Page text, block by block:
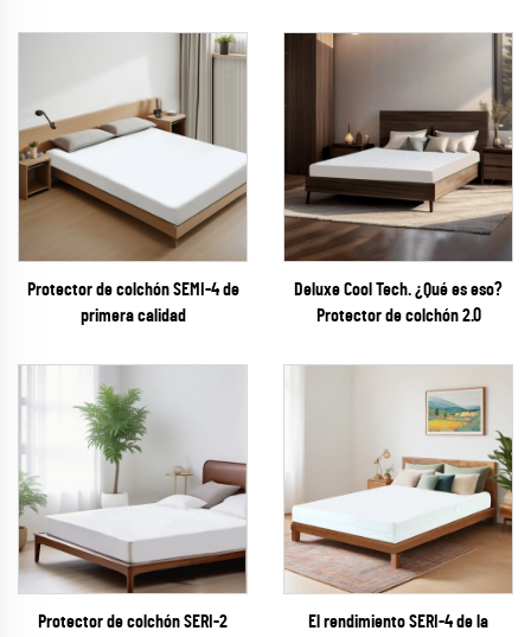
Protector de colchón SEMI-4 de
primera calidad
Deluxe Cool Tech. ¿Qué es eso?
Protector de colchón 2.0
Protector de colchón SERI-2
El rendimiento SERI-4 de la